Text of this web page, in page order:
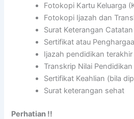
Fotokopi Kartu Keluarga
Fotokopi Ijazah dan
Surat Keterangan
Sertifikat atau
Ijazah pendidikan terakhir
Transkrip Nilai
Sertifikat Keahlian (bila
Surat keterangan sehat
Perhatian !!